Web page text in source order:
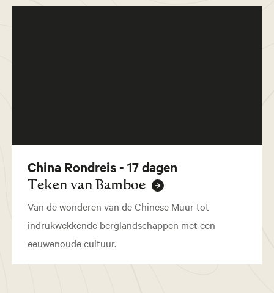
China Rondreis - 17 dagen
Teken van Bamboe
Van de wonderen van de Chinese Muur tot
indrukwekkende berglandschappen met een
eeuwenoude cultuur.